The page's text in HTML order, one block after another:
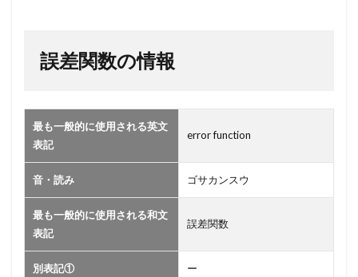
報
誤差関数の情報
最も一般的に使用される英文
表記
error function
音・読み ゴサカンスウ
最も一般的に使用される和文
表記
誤差関数
別表記① ー